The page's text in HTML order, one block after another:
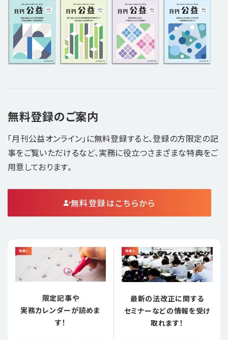
無料登録のご案内
「月刊公益オンライン」に無料登録すると、登録の方限定の記
事をご覧いただけるなど、実務に役立つさまざまな特典をご
用意しております。
無料登録はこちらから
限定記事や
実務カレンダーが読めま
す！
最新の法改正に関する
セミナーなどの情報を受け
取れます！